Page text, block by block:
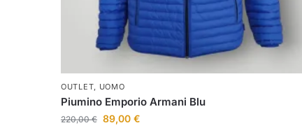
OUTLET, UOMO
Piumino Emporio Armani Blu
220,00€ 89,00 €